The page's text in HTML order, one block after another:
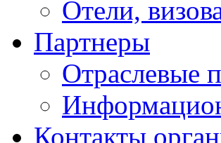
Отели,
Партнеры
Отраслевые
Контакты